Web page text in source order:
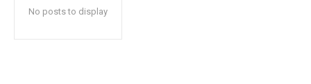
No posts to display